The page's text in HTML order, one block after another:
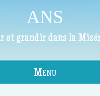
ANS
et grandir dans la
Menu